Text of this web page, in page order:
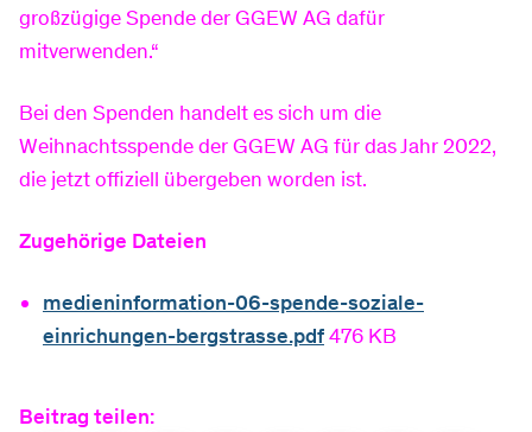
großzügige Spende der GGEW AG dafür
mitverwenden.“
Bei den Spenden handelt es sich um die
Weihnachtsspende der GGEW AG für das Jahr 2022,
die jetzt offiziell übergeben worden ist.
Zugehörige Dateien
medieninformation-06-spende-soziale-
einrichungen-bergstrasse.pdf476 KB
Beitrag teilen: